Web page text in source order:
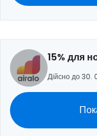
15% для
Дійсно до 30.